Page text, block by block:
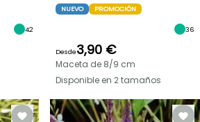
42
NUEVO PROMOCIÓN
36
Desde3,90 €
Maceta de 8/9 cm
Disponible en 2 tamaños